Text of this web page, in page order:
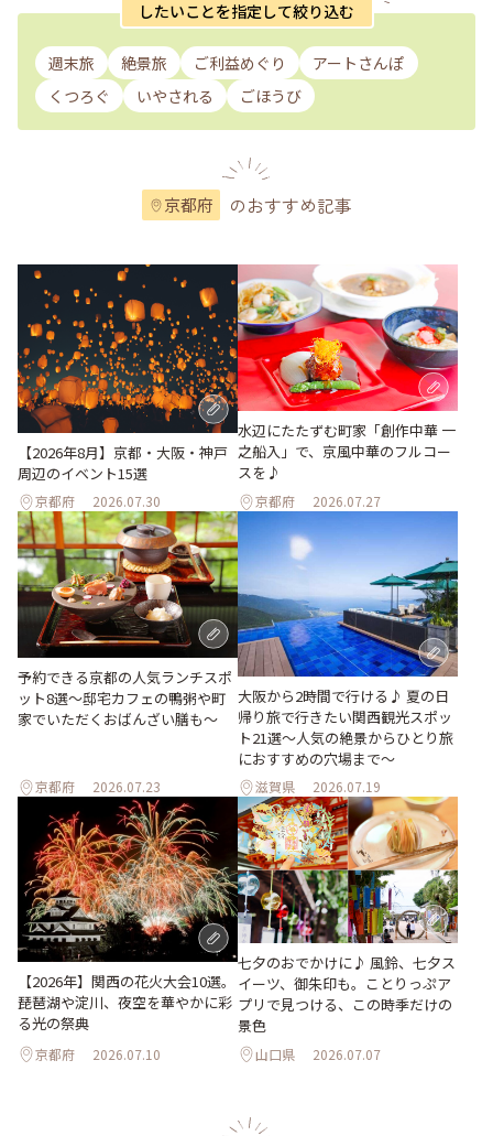
したいことを指定して絞り込む
週末旅 絶景旅 ご利益めぐり
アートさんぽ
くつろぐ
いやされる ごほうび
京都府 のおすすめ記事
【2026年8月】京都・大阪・神戸
周辺のイベント15選
京都府 2026.07.30
水辺にたたずむ町家「創作中華 一
之船入」で、京風中華のフルコー
スを♪
京都府 2026.07.27
予約できる京都の人気ランチスポ
ット8選～邸宅カフェの鴨粥や町
家でいただくおばんざい膳も～
京都府 2026.07.23
大阪から2時間で行ける♪ 夏の日
帰り旅で行きたい関西観光スポッ
ト21選～人気の絶景からひとり旅
におすすめの穴場まで～
滋賀県 2026.07.19
【2026年】関西の花火大会10選。
琵琶湖や淀川、夜空を華やかに彩
る光の祭典
京都府 2026.07.10
七夕のおでかけに♪ 風鈴、七夕ス
イーツ、御朱印も。ことりっぷア
プリで見つける、この時季だけの
景色
山口県 2026.07.07